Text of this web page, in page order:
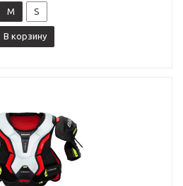
M S
В корзину